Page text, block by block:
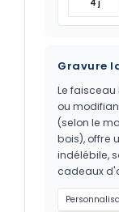
4 j
Gravure
Le
ou
(selon le
bois), offre
indélébile,
cadeaux